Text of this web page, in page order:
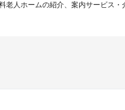
老人ホームの紹介、案内サービス